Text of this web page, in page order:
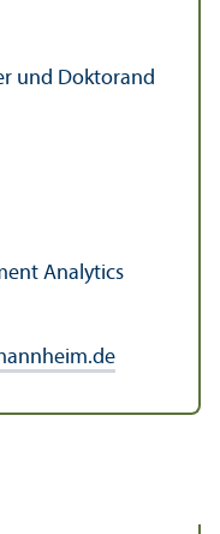
und Doktorand
Analytics